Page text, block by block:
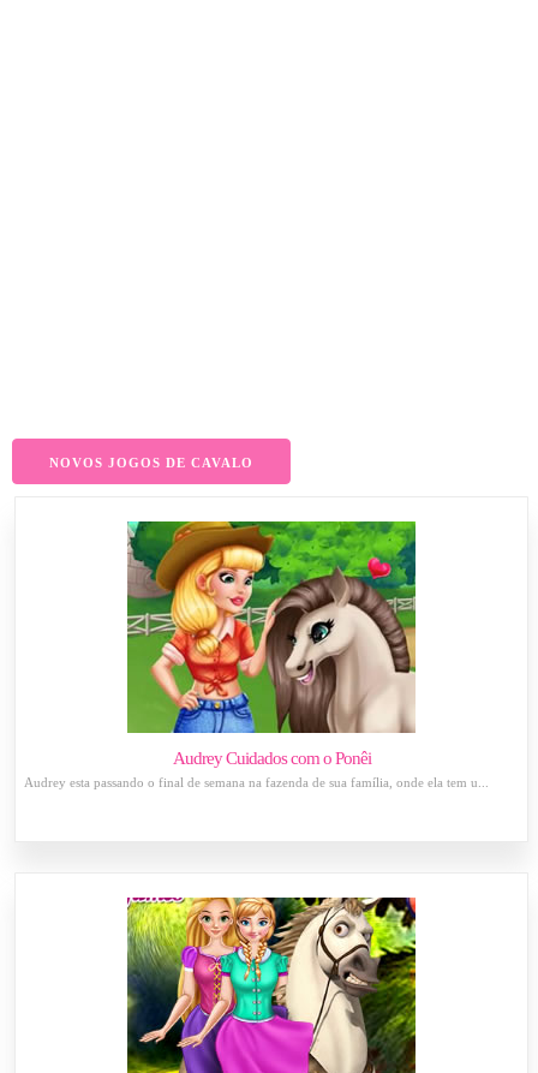
NOVOS JOGOS DE CAVALO
Audrey Cuidados com o Ponêi
Audrey esta passando o final de semana na fazenda de sua família, onde ela tem u...